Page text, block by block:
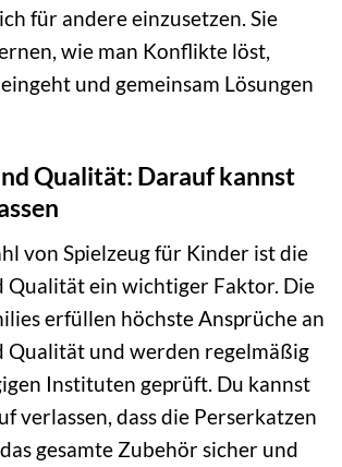
für andere einzusetzen. Sie
wie man Konflikte löst,
und gemeinsam Lösungen
Qualität: Darauf kannst
von Spielzeug für Kinder ist die
Qualität ein wichtiger Faktor. Die
erfüllen höchste Ansprüche an
Qualität und werden regelmäßig
Instituten geprüft. Du kannst
verlassen, dass die Perserkatzen
gesamte Zubehör sicher und